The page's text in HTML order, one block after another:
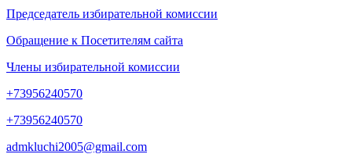
Председатель избирательной комиссии
Обращение к Посетителям сайта
Члены избирательной комиссии
+73956240570
+73956240570
admkluchi2005@gmail.com